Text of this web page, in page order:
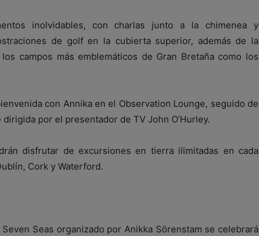
inolvidables, con charlas junto a la chimenea y
de golf en la cubierta superior, además de la
campos más emblemáticos de Gran Bretaña como los
con Annika en el Observation Lounge, seguido de
por el presentador de TV John O’Hurley.
disfrutar de excursiones en tierra ilimitadas en cada
Cork y Waterford.
Seas organizado por Anikka Sörenstam se celebrará